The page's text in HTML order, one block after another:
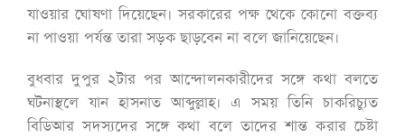
যাওয়ার ঘোষণা দিয়েছেন। সরকারের পক্ষ থেকে কোনো বক্তব্য
না পাওয়া পর্যন্ত তারা সড়ক ছাড়বেন না বলে জানিয়েছেন।
বুধবার দুপুর ২টার পর আন্দোলনকারীদের সঙ্গে কথা বলতে
ঘটনাস্থলে যান হাসনাত আব্দুল্লাহ। এ সময় তিনি চাকরিচ্যুত
বিডিআর সদস্যদের সঙ্গে কথা বলে তাদের শান্ত করার চেষ্টা